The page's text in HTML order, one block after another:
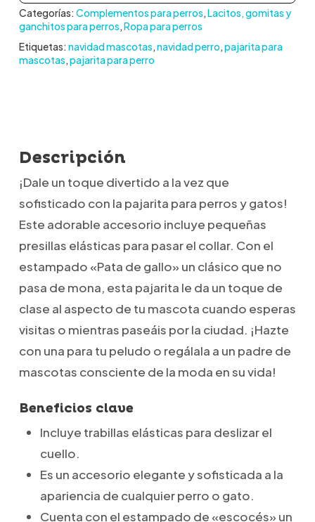
Categorías: Complementos para perros,Lacitos, gomitas y
ganchitos para perros,Ropa para perros
Etiquetas: navidad mascotas,navidad perro,pajarita para
mascotas,pajarita para perro
Descripción
¡Dale un toque divertido a la vez que
sofisticado con la pajarita para perros y gatos!
Este adorable accesorio incluye pequeñas
presillas elásticas para pasar el collar. Con el
estampado «Pata de gallo» un clásico que no
pasa de mona, esta pajarita le da un toque de
clase al aspecto de tu mascota cuando esperas
visitas o mientras paseáis por la ciudad. ¡Hazte
con una para tu peludo o regálala a un padre de
mascotas consciente de la moda en su vida!
Beneficios clave
Incluye trabillas elásticas para deslizar el
cuello.
Es un accesorio elegante y sofisticada a la
apariencia de cualquier perro o gato.
Cuenta con el estampado de «escocés» un